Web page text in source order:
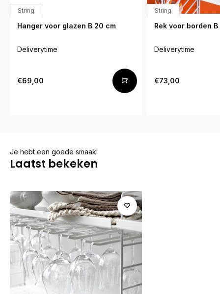
String
Hanger voor glazen B 20 cm
Deliverytime
€69,00
String
Rek voor borden
Deliverytime
€73,00
Je hebt een goede smaak!
Laatst bekeken